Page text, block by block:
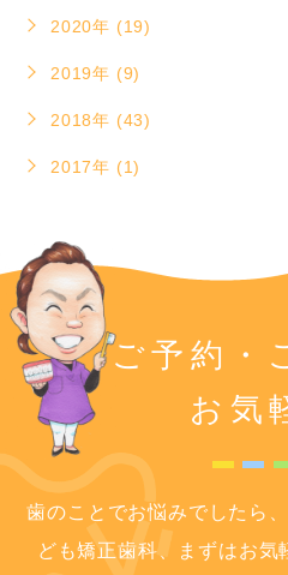
2020年 (19)
2019年 (9)
2018年 (43)
2017年 (1)
ご予約・
お気
歯のことでお悩みでしたら
ども矯正歯科、まずはお気